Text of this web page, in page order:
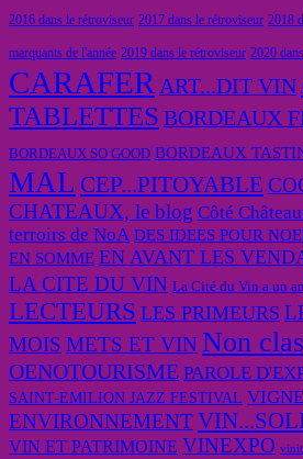
2016 dans le rétroviseur 2017 dans le rétroviseur 2018
marquants de l'année 2019 dans le rétroviseur 2020
CARAFER ART...DIT VIN
TABLETTES BORDEAUX
BORDEAUX SO GOOD BORDEAUX
MAL CEP...PITOYABLE
CHATEAUX, le blog Côté
terroirs de NoA DES IDEES POUR
EN SOMME EN AVANT LES
LA CITE DU VIN La Cité du Vin a un an
LECTEURS LES PRIMEURS
MOIS METS ET VIN Non
OENOTOURISME PAROLE
SAINT-EMILION JAZZ FESTIVAL
ENVIRONNEMENT
VIN ET PATRIMOINE VINEXPO